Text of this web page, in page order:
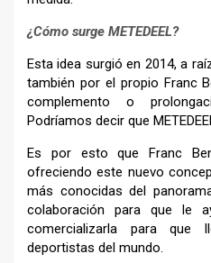
¿Cómo surge METEDEEL?
Esta idea surgió en 2014, a
también por el propio Franc
complemento o
Podríamos decir que
Es por esto que Franc
ofreciendo este nuevo
más conocidas del
colaboración para que le
comercializarla para
deportistas del mundo.